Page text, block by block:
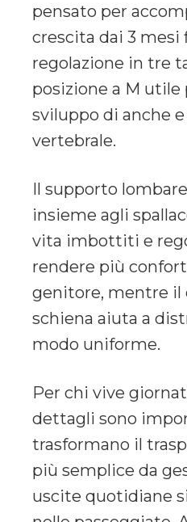
pensato per
crescita dai 3 mesi
regolazione in tre
posizione a M
sviluppo di anche
vertebrale.
Il supporto
insieme agli
vita imbottiti e
rendere più
genitore, mentre il
schiena aiuta a
modo uniforme.
Per chi vive
dettagli sono
trasformano il
più semplice da
uscite quotidiane